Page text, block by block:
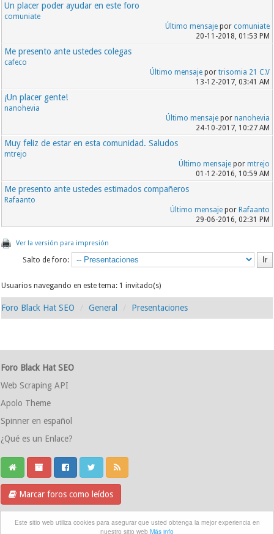
Este sitio web utiliza cookies para asegurar que usted obtenga la mejor experiencia en
nuestro sitio web Más info
Un placer poder ayudar en este foro
comuniate
Último mensajepor comuniate
20-11-2018, 01:53 PM
Me presento ante ustedes colegas
cafeco
Último mensajepor trisomia 21 C.V
13-12-2017, 03:41 AM
¡Un placer gente!
nanohevia
Último mensajepor nanohevia
24-10-2017, 10:27 AM
Muy feliz de estar en esta comunidad. Saludos
mtrejo
Último mensajepor mtrejo
01-12-2016, 10:59 AM
Me presento ante ustedes estimados compañeros
Rafaanto
Último mensajepor Rafaanto
29-06-2016, 02:31 PM
Ver la versión para impresión
Salto de foro:
Usuarios navegando en este tema: 1 invitado(s)
Foro Black Hat SEO General Presentaciones
Foro Black Hat SEO
Web Scraping API
Apolo Theme
Spinner en español
¿Qué es un Enlace?
Marcar foros como leídos
Grupo Telegram